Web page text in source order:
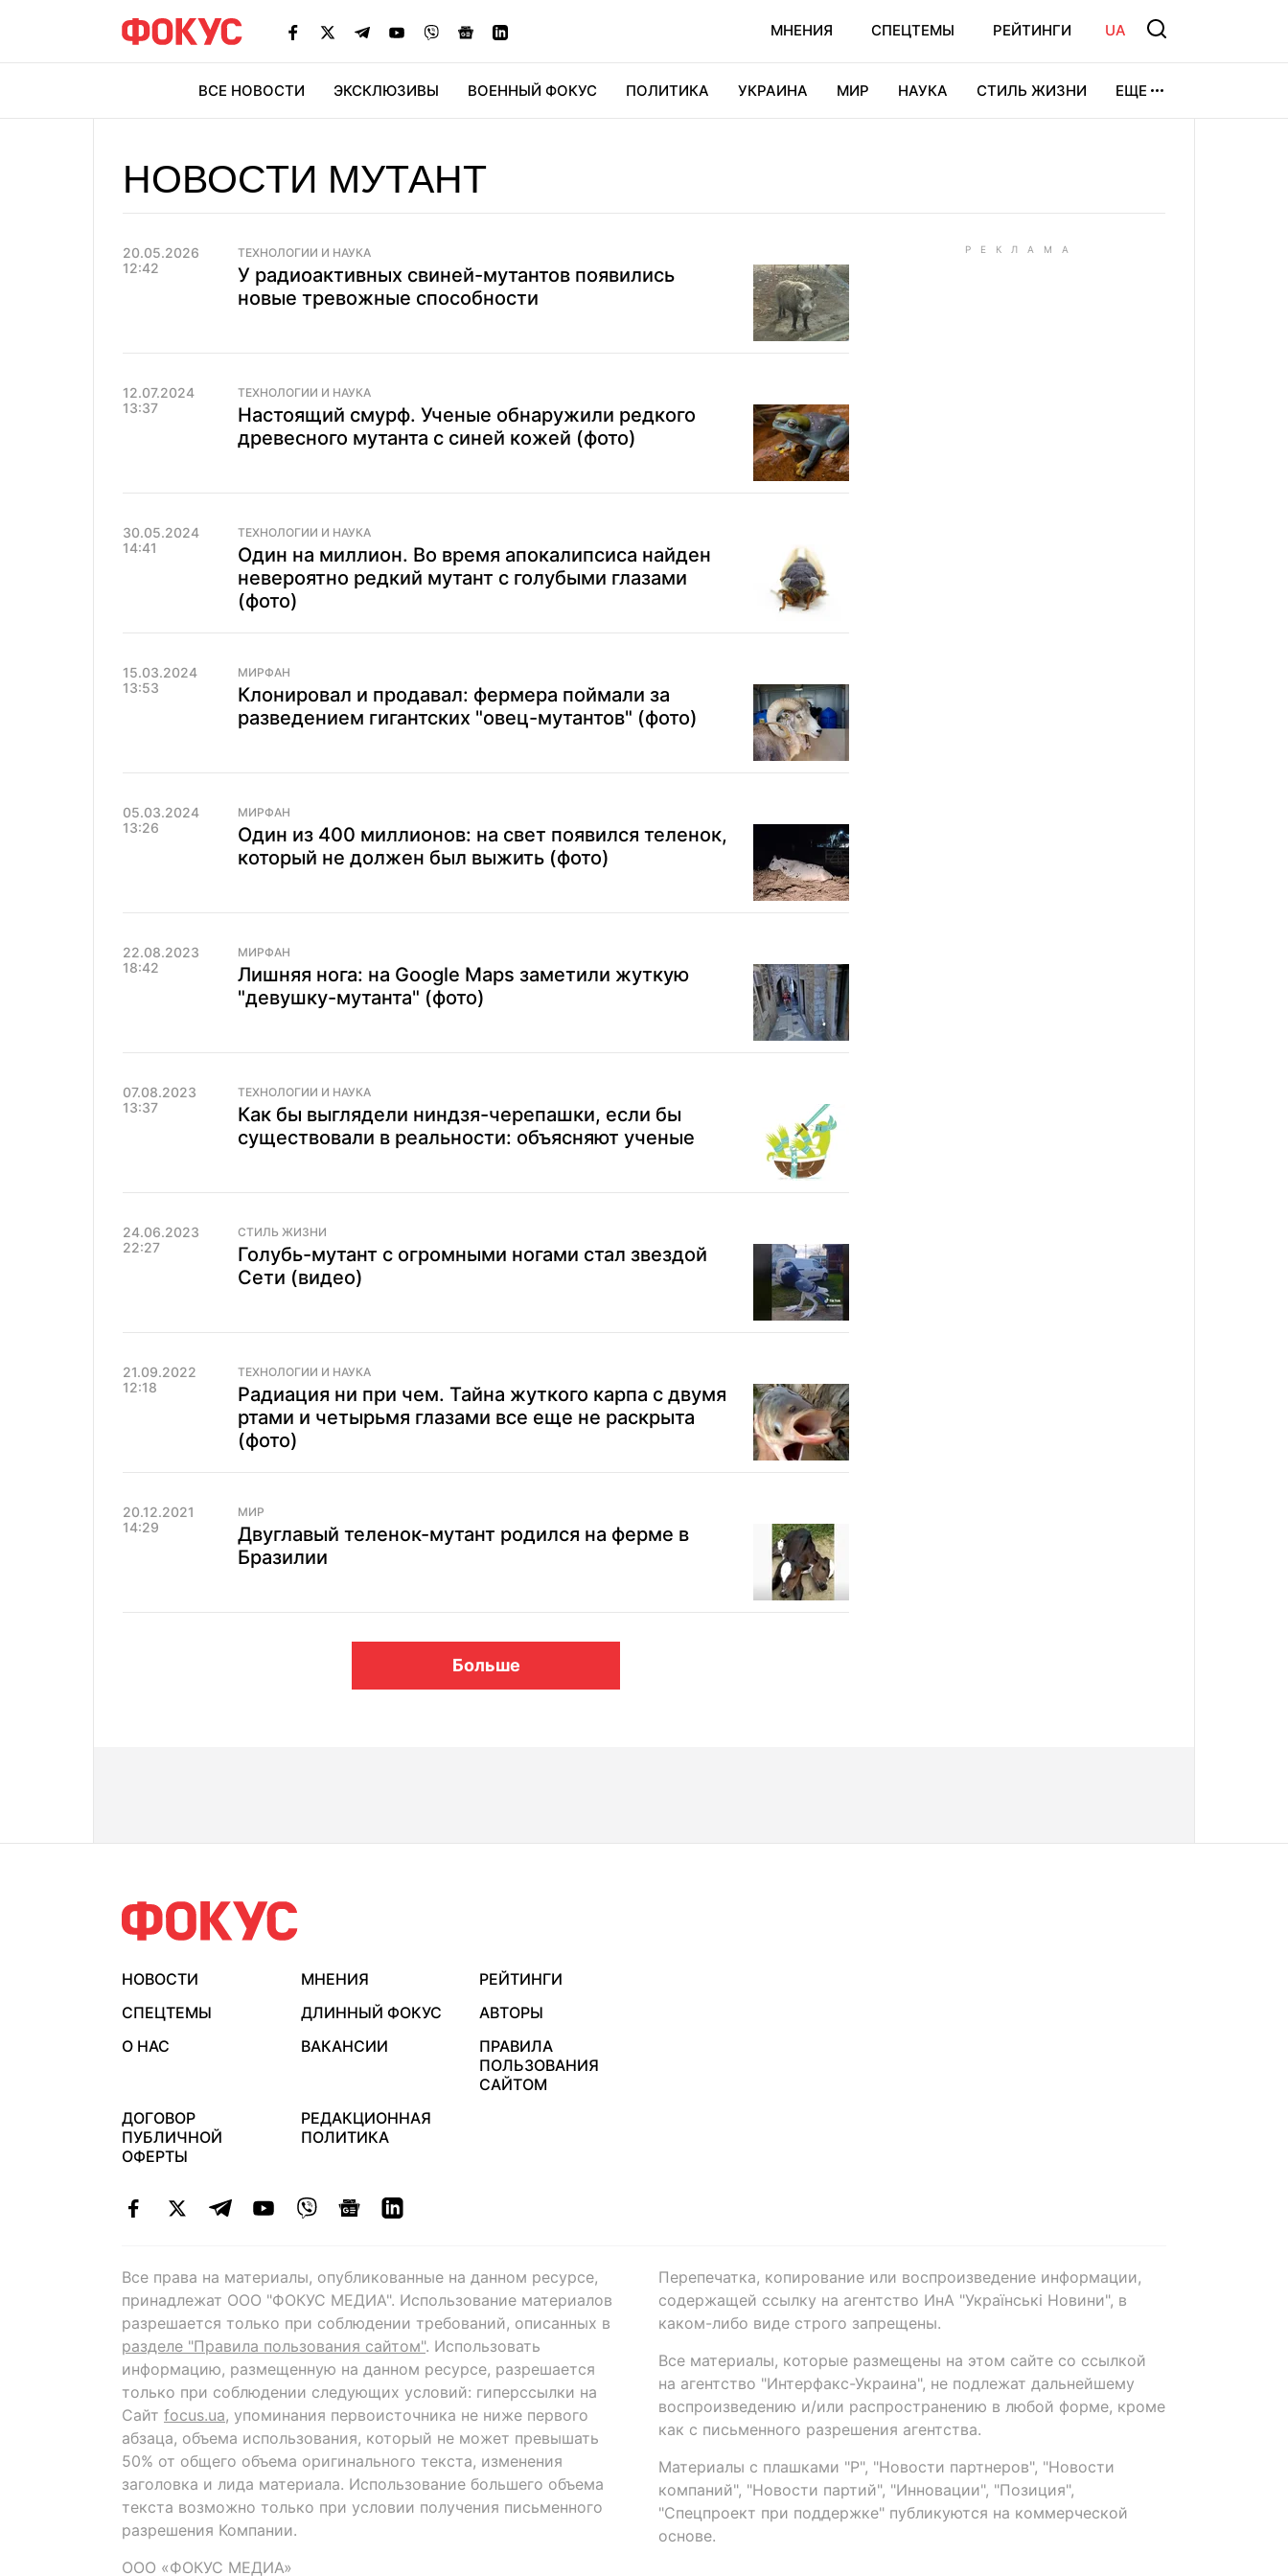
МНЕНИЯ СПЕЦТЕМЫ РЕЙТИНГИ UA
ВСЕ НОВОСТИ ЭКСКЛЮЗИВЫ ВОЕННЫЙ ФОКУС ПОЛИТИКА УКРАИНА МИР НАУКА СТИЛЬ ЖИЗНИ ЕЩЕ
НОВОСТИ МУТАНТ
20.05.2026
12:42
ТЕХНОЛОГИИ И НАУКА
У радиоактивных свиней-мутантов появились
новые тревожные способности
12.07.2024
13:37
ТЕХНОЛОГИИ И НАУКА
Настоящий смурф. Ученые обнаружили редкого
древесного мутанта с синей кожей (фото)
30.05.2024
14:41
ТЕХНОЛОГИИ И НАУКА
Один на миллион. Во время апокалипсиса найден
невероятно редкий мутант с голубыми глазами
(фото)
15.03.2024
13:53
МИРФАН
Клонировал и продавал: фермера поймали за
разведением гигантских "овец-мутантов" (фото)
05.03.2024
13:26
МИРФАН
Один из 400 миллионов: на свет появился теленок,
который не должен был выжить (фото)
22.08.2023
18:42
МИРФАН
Лишняя нога: на Google Maps заметили жуткую
"девушку-мутанта" (фото)
07.08.2023
13:37
ТЕХНОЛОГИИ И НАУКА
Как бы выглядели ниндзя-черепашки, если бы
существовали в реальности: объясняют ученые
24.06.2023
22:27
СТИЛЬ ЖИЗНИ
Голубь-мутант с огромными ногами стал звездой
Сети (видео)
21.09.2022
12:18
ТЕХНОЛОГИИ И НАУКА
Радиация ни при чем. Тайна жуткого карпа с двумя
ртами и четырьмя глазами все еще не раскрыта
(фото)
20.12.2021
14:29
МИР
Двуглавый теленок-мутант родился на ферме в
Бразилии
Больше
НОВОСТИ МНЕНИЯ
РЕЙТИНГИ
СПЕЦТЕМЫ
ДЛИННЫЙ ФОКУС
АВТОРЫ
О НАС
ВАКАНСИИ
ПРАВИЛА
ПОЛЬЗОВАНИЯ
САЙТОМ
ДОГОВОР
ПУБЛИЧНОЙ
ОФЕРТЫ
РЕДАКЦИОННАЯ
ПОЛИТИКА
Все права на материалы, опубликованные на данном ресурсе,
принадлежат ООО "ФОКУС МЕДИА". Использование материалов
разрешается только при соблюдении требований, описанных в
разделе "Правила пользования сайтом". Использовать
информацию, размещенную на данном ресурсе, разрешается
только при соблюдении следующих условий: гиперссылки на
Сайт focus.ua, упоминания первоисточника не ниже первого
абзаца, объема использования, который не может превышать
50% от общего объема оригинального текста, изменения
заголовка и лида материала. Использование большего объема
текста возможно только при условии получения письменного
разрешения Компании.
ООО «ФОКУС МЕДИА»
Перепечатка, копирование или воспроизведение информации,
содержащей ссылку на агентство ИнА "Українські Новини", в
каком-либо виде строго запрещены.
Все материалы, которые размещены на этом сайте со ссылкой
на агентство "Интерфакс-Украина", не подлежат дальнейшему
воспроизведению и/или распространению в любой форме, кроме
как с письменного разрешения агентства.
Материалы с плашками "Р", "Новости партнеров", "Новости
компаний", "Новости партий", "Инновации", "Позиция",
"Спецпроект при поддержке" публикуются на коммерческой
основе.